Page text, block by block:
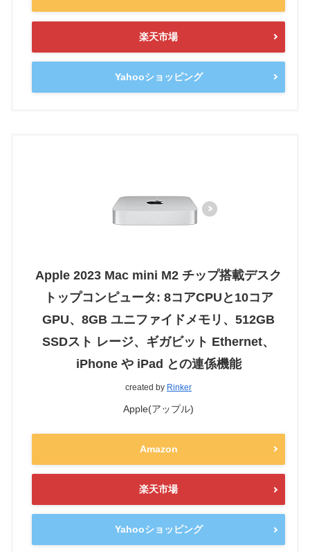
楽天市場
Yahooショッピング
Apple 2023 Mac mini M2 チップ搭載デスク
トップコンピュータ: 8コアCPUと10コア
GPU、8GB ユニファイドメモリ、512GB
SSDスト レージ、ギガビット Ethernet、
iPhone や iPad との連係機能
created by Rinker
Apple(アップル)
Amazon
楽天市場
Yahooショッピング